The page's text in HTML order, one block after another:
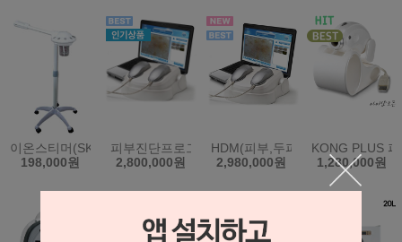
이온스티머(SK-550)
198,000원
피부진단프로그램시스템(SDM)(한국)
2,800,000원
HDM(피부,두피 통합본)(한국)
2,980,000원
KONG PLUS
1,280,000원